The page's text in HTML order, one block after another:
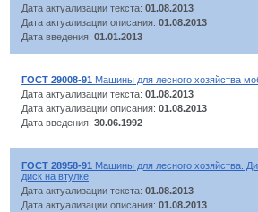
Дата актуализации текста: 01.08.2013
Дата актуализации описания: 01.08.2013
Дата введения: 01.01.2013
ГОСТ 29008-91 Машины для лесного хозяйства
Дата актуализации текста: 01.08.2013
Дата актуализации описания: 01.08.2013
Дата введения: 30.06.1992
ГОСТ 28958-91 Машины для лесного хозяйства.
диск на втулке
Дата актуализации текста: 01.08.2013
Дата актуализации описания: 01.08.2013